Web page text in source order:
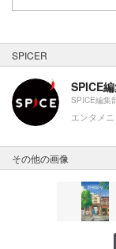
SPICER
SPICE
SPICE編集
エンタメ
その他の画像